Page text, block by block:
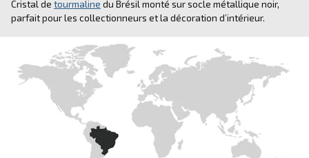
Cristal de tourmaline du Brésil monté sur socle métallique noir,
parfait pour les collectionneurs et la décoration d’intérieur.